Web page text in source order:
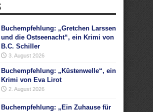
Buchempfehlung: „Gretchen Larssen
und die Ostseenacht“, ein Krimi von
B.C. Schiller
3. August 2026
Buchempfehlung: „Küstenwelle“, ein
Krimi von Eva Lirot
2. August 2026
Buchempfehlung: „Ein Zuhause für